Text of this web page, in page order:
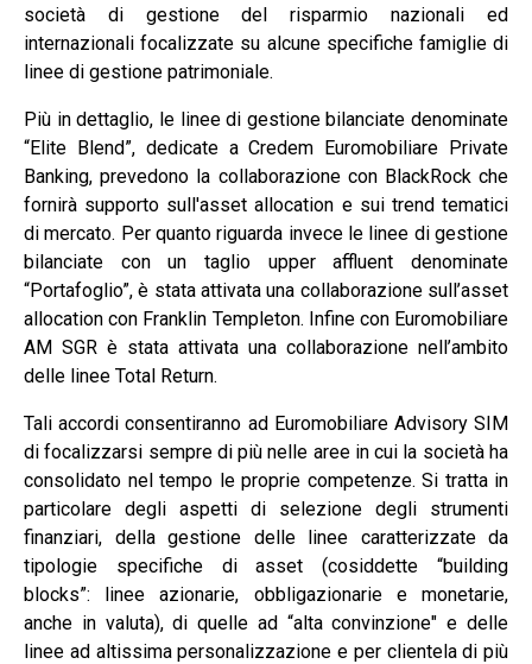
società di gestione del risparmio nazionali ed
internazionali focalizzate su alcune specifiche famiglie di
linee di gestione patrimoniale.
Più in dettaglio, le linee di gestione bilanciate denominate
“Elite Blend”, dedicate a Credem Euromobiliare Private
Banking, prevedono la collaborazione con BlackRock che
fornirà supporto sull'asset allocation e sui trend tematici
di mercato. Per quanto riguarda invece le linee di gestione
bilanciate con un taglio upper affluent denominate
“Portafoglio”, è stata attivata una collaborazione sull’asset
allocation con Franklin Templeton. Infine con Euromobiliare
AM SGR è stata attivata una collaborazione nell’ambito
delle linee Total Return.
Tali accordi consentiranno ad Euromobiliare Advisory SIM
di focalizzarsi sempre di più nelle aree in cui la società ha
consolidato nel tempo le proprie competenze. Si tratta in
particolare degli aspetti di selezione degli strumenti
finanziari, della gestione delle linee caratterizzate da
tipologie specifiche di asset (cosiddette “building
blocks”: linee azionarie, obbligazionarie e monetarie,
anche in valuta), di quelle ad “alta convinzione" e delle
linee ad altissima personalizzazione e per clientela di più